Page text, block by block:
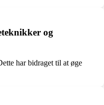
og
har bidraget til at øge